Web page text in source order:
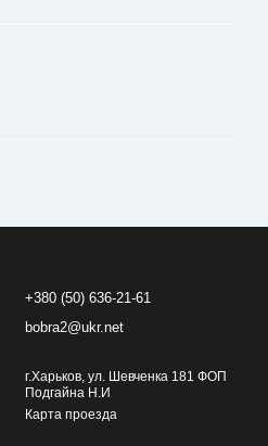
+380 (50) 636-21-61
bobra2@ukr.net
г.Харьков, ул. Шевченка 181 ФОП
Подгайна Н.И
Карта проезда